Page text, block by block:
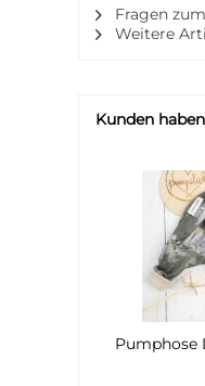
Fragen
Weitere
Kunden
Pumphose